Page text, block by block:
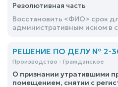
Резолютивная часть
Восстановить <ФИО> срок
административным иском в
РЕШЕНИЕ ПО ДЕЛУ № 2-
Производство - Гражданское
О признании утратившими
помещением, снятии с